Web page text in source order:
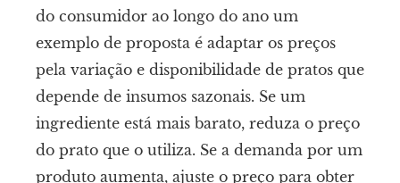
do consumidor ao longo do ano um
exemplo de proposta é adaptar os preços
pela variação e disponibilidade de pratos que
depende de insumos sazonais. Se um
ingrediente está mais barato, reduza o preço
do prato que o utiliza. Se a demanda por um
produto aumenta, ajuste o preço para obter